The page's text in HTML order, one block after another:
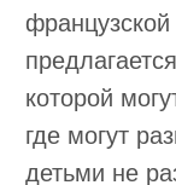
которой
где могут
детьми не